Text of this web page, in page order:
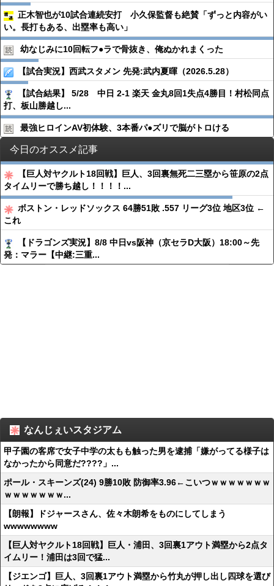
正木智也が10試合連続安打 小久保監督も絶賛「ずっと内容がい
い。長打もある、出塁率も高い」
幼なじみに10回転フ●︎ラで骨抜き、俺ぬかれまくった
【試合実況】西武スタメン 先発:武内夏暉（2026.5.28）
【試合結果】 5/28 中日 2-1 楽天 金丸8回1失点4勝目！村松同点
打、板山勝越し...
最強ヒロインAV初体験、3本番パ●︎ズリで脳がトロける
今日のオススメ記事
【巨人対ヤクルト18回戦】巨人、3回裏無死二三塁から笹原の2点
タイムリーで勝ち越し！！！！...
ボストン・レッドソックス 64勝51敗 .557 リーグ3位 地区3位 ←
これ
【ドラゴンズ実況】8/8 中日vs阪神（京セラD大阪）18:00～先
発：マラー【中継:三重...
なんじぇいスタジアム
甲子園の客席で女子中学の太もも触った男を逮捕「嫌がってる様子は
なかったから同意だ????」...
ポール・スキーンズ(24) 9勝10敗 防御率3.96←こいつｗｗｗｗｗｗｗ
ｗｗｗｗｗｗｗ...
【朗報】ドジャースさん、佐々木朗希をものにしてしまう
wwwwwwww
【巨人対ヤクルト18回戦】巨人・浦田、3回裏1アウト満塁から2点タ
イムリー！浦田は3回で猛...
【ジエンゴ】巨人、3回裏1アウト満塁から竹丸が押し出し四球を選び